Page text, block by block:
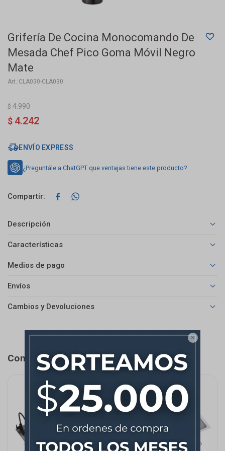

Grifería De Cocina Monocomando De
Mesada Chef Pico Goma Móvil Negro
Mate
CLA030-CLA030
$ 4.242
$ 4.990
ENVÍO EXPRESS
¿Preguntále a ChatGPT que ventajas tiene este producto?
 
Descripción
Características
Medios de pago
Envíos
Cambios y Devoluciones
Completá tu compra